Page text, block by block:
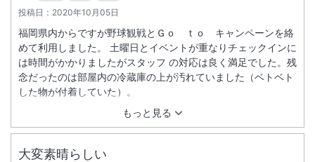
投稿日： 2020年10月05日
もっと見る
福岡県内からですが野球観戦とＧｏ ｔｏ キャンペーンを絡
めて利用しました。 土曜日とイベントが重なりチェックインに
は時間がかかりましたがスタッフ の対応は良く満足でした。残
念だったのは部屋内の冷蔵庫の上が汚れていました（ベトベト
した物が付着していた）。
大変素晴らしい